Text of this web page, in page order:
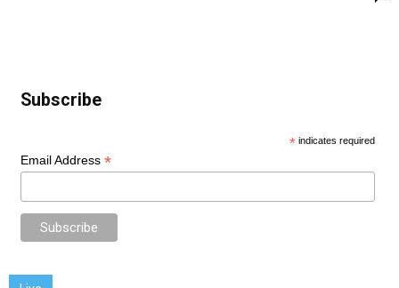
Subscribe
* indicates required
Email Address *